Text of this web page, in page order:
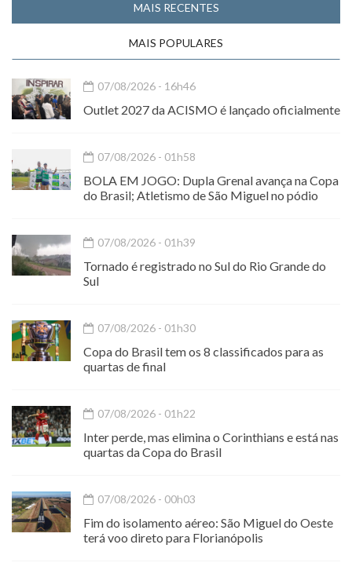
MAIS RECENTES
MAIS POPULARES
07/08/2026 - 16h46
Outlet 2027 da ACISMO é lançado oficialmente
07/08/2026 - 01h58
BOLA EM JOGO: Dupla Grenal avança na Copa
do Brasil; Atletismo de São Miguel no pódio
07/08/2026 - 01h39
Tornado é registrado no Sul do Rio Grande do
Sul
07/08/2026 - 01h30
Copa do Brasil tem os 8 classificados para as
quartas de final
07/08/2026 - 01h22
Inter perde, mas elimina o Corinthians e está nas
quartas da Copa do Brasil
07/08/2026 - 00h03
Fim do isolamento aéreo: São Miguel do Oeste
terá voo direto para Florianópolis